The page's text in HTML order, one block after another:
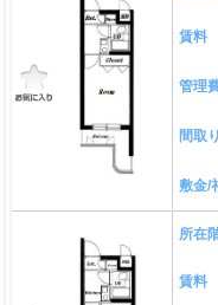
賃料
管理
間取り
敷金/
所在
賃料